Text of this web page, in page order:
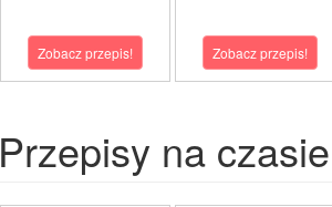
Zobacz przepis! Zobacz przepis!
Przepisy na czasie